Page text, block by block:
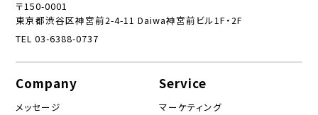
〒150-0001
東京都渋谷区神宮前2-4-11 Daiwa神宮前ビル1F・2F
TEL 03-6388-0737
Company
メッセージ
Service
マーケティング